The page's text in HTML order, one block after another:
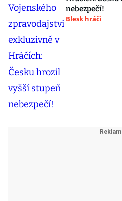
nebezpečí!
Blesk hráči